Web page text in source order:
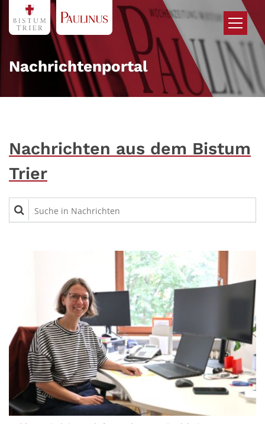
Zum Inhalt springen
Nachrichtenportal
Nachrichten aus dem Bistum
Trier
Suche in Nachrichten